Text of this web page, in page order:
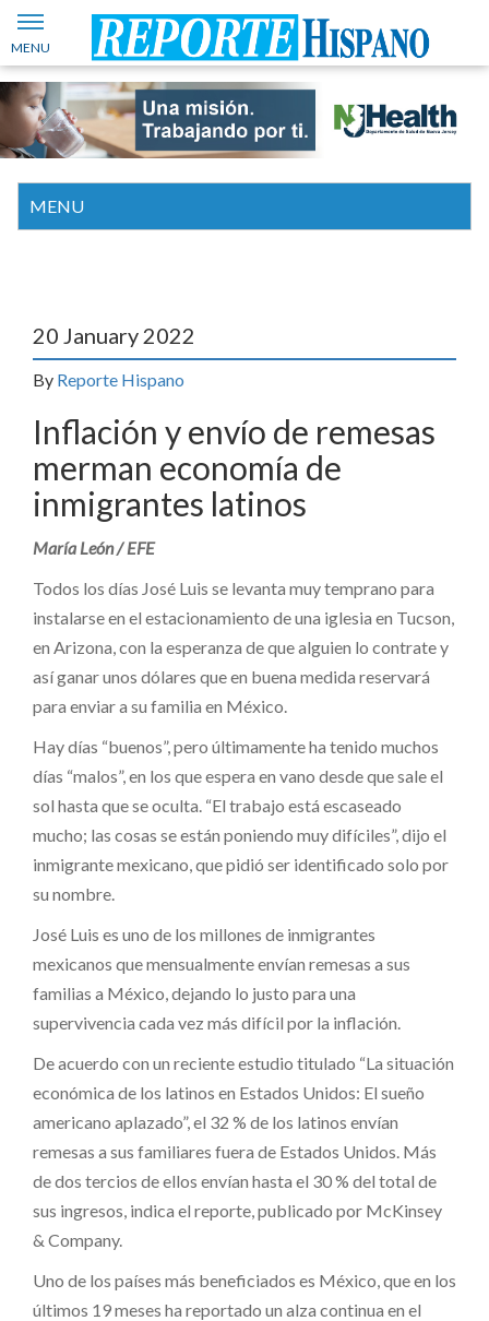
20 January 2022
By Reporte Hispano
Inflación y envío de remesas
merman economía de
inmigrantes latinos
María León / EFE
Todos los días José Luis se levanta muy temprano para
instalarse en el estacionamiento de una iglesia en Tucson,
en Arizona, con la esperanza de que alguien lo contrate y
así ganar unos dólares que en buena medida reservará
para enviar a su familia en México.
Hay días “buenos”, pero últimamente ha tenido muchos
días “malos”, en los que espera en vano desde que sale el
sol hasta que se oculta. “El trabajo está escaseado
mucho; las cosas se están poniendo muy difíciles”, dijo el
inmigrante mexicano, que pidió ser identificado solo por
su nombre.
José Luis es uno de los millones de inmigrantes
mexicanos que mensualmente envían remesas a sus
familias a México, dejando lo justo para una
supervivencia cada vez más difícil por la inflación.
De acuerdo con un reciente estudio titulado “La situación
económica de los latinos en Estados Unidos: El sueño
americano aplazado”, el 32 % de los latinos envían
remesas a sus familiares fuera de Estados Unidos. Más
de dos tercios de ellos envían hasta el 30 % del total de
sus ingresos, indica el reporte, publicado por McKinsey
& Company.
Uno de los países más beneficiados es México, que en los
últimos 19 meses ha reportado un alza continua en el